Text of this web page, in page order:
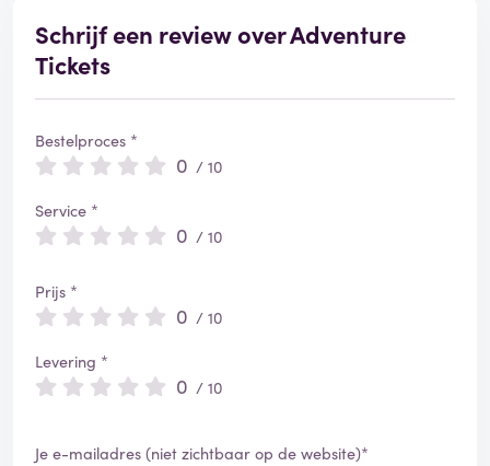
Schrijf een review over Adventure
Tickets
Bestelproces *
0 / 10
Service *
0 / 10
Prijs *
0 / 10
Levering *
0 / 10
Je e-mailadres (niet zichtbaar op de website)*